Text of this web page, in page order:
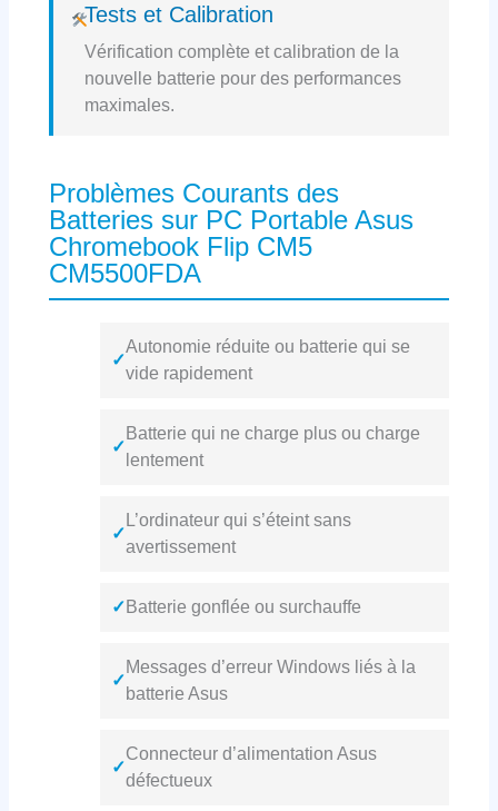
Tests et Calibration
Vérification complète et calibration de la
nouvelle batterie pour des performances
maximales.
Problèmes Courants des
Batteries sur PC Portable Asus
Chromebook Flip CM5
CM5500FDA
✓
Autonomie réduite ou batterie qui se
vide rapidement
✓
Batterie qui ne charge plus ou charge
lentement
✓
L’ordinateur qui s’éteint sans
avertissement
✓ Batterie gonflée ou surchauffe
✓
Messages d’erreur Windows liés à la
batterie Asus
✓
Connecteur d’alimentation Asus
défectueux